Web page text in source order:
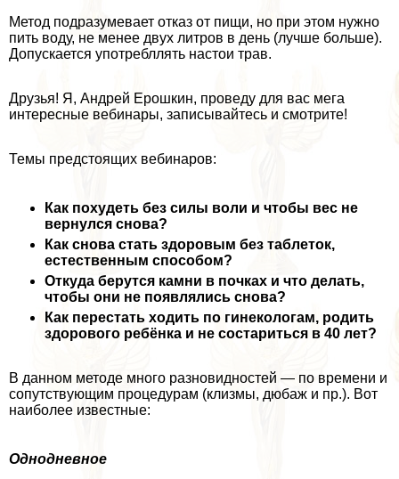
Метод подразумевает отказ от пищи, но при этом нужно
пить воду, не менее двух литров в день (лучше больше).
Допускается употрeбллять настои трав.
Друзья! Я, Андрей Ерошкин, проведу для вас мега
интересные вебинары, записывайтесь и смотрите!
Темы предстоящих вебинаров:
Как похудеть без силы воли и чтобы вес не
вернулся снова?
Как снова стать здоровым без таблеток,
естественным способом?
Откуда берутся камни в почках и что делать,
чтобы они не появлялись снова?
Как перестать ходить по гинекологам, родить
здорового ребёнка и не состариться в 40 лет?
В данном методе много разновидностей — по времени и
сопутствующим процедypaм (клизмы, дюбаж и пр.). Вот
наиболее известные:
Однодневное